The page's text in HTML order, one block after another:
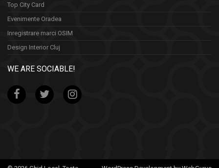
Top City Card
Evenimente Oradea
Inregistrare marci OSIM
Design Interior Cluj
WE ARE SOCIABLE!